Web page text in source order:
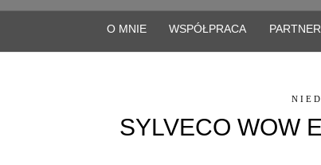
O MNIE WSPÓŁPRACA
SYLVECO WOW